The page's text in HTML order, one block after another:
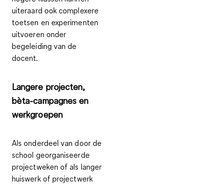
uiteraard ookcomplexere
toetsen en experimenten
uitvoeren onder
begeleiding van de
docent.
Langere projecten,
bèta-campagnes en
werkgroepen
Als onderdeel van door de
school georganiseerde
projectweken of als langer
huiswerk of projectwerk